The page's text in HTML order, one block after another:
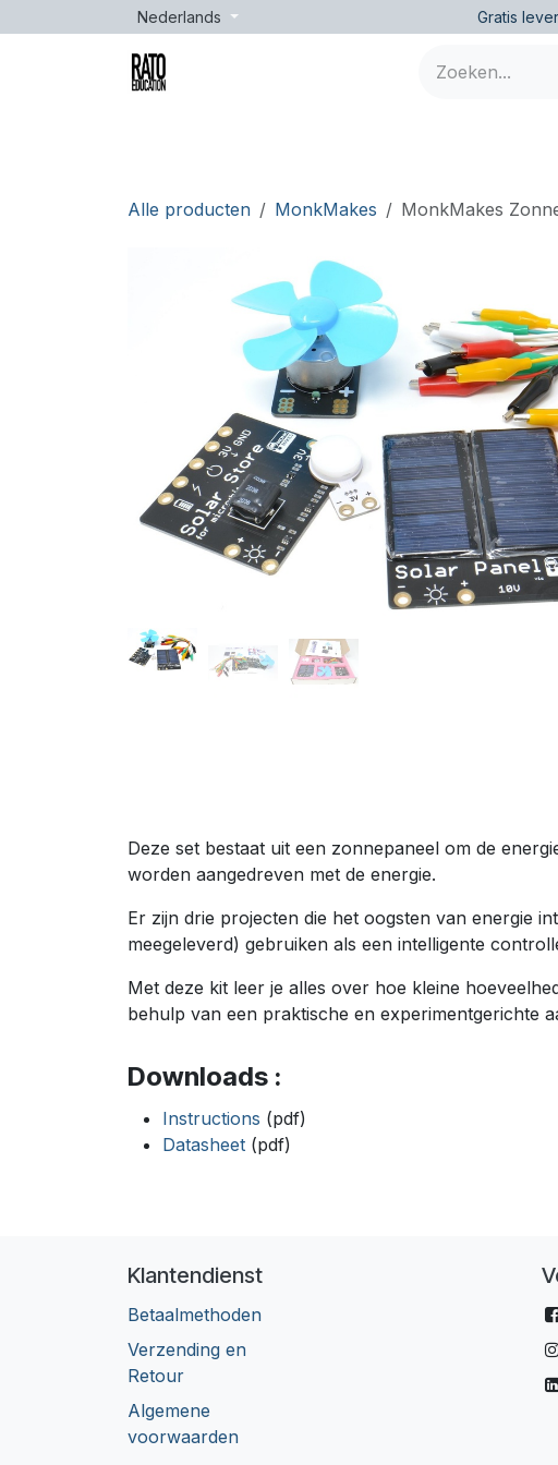
Overslaan naar inhoud
Nederlands Gratis
Alle producten MonkMakes MonkMakes
Deze set bestaat uit een zonnepaneel om de
worden aangedreven met de energie.
Er zijn drie projecten die het oogsten van energie
meegeleverd) gebruiken als een intelligente
Met deze kit leer je alles over hoe kleine
behulp van een praktische en experimentgerichte
Downloads :
Instructions (pdf)
Datasheet (pdf)
Klantendienst
Betaalmethoden
Verzending en
Retour
Algemene
voorwaarden